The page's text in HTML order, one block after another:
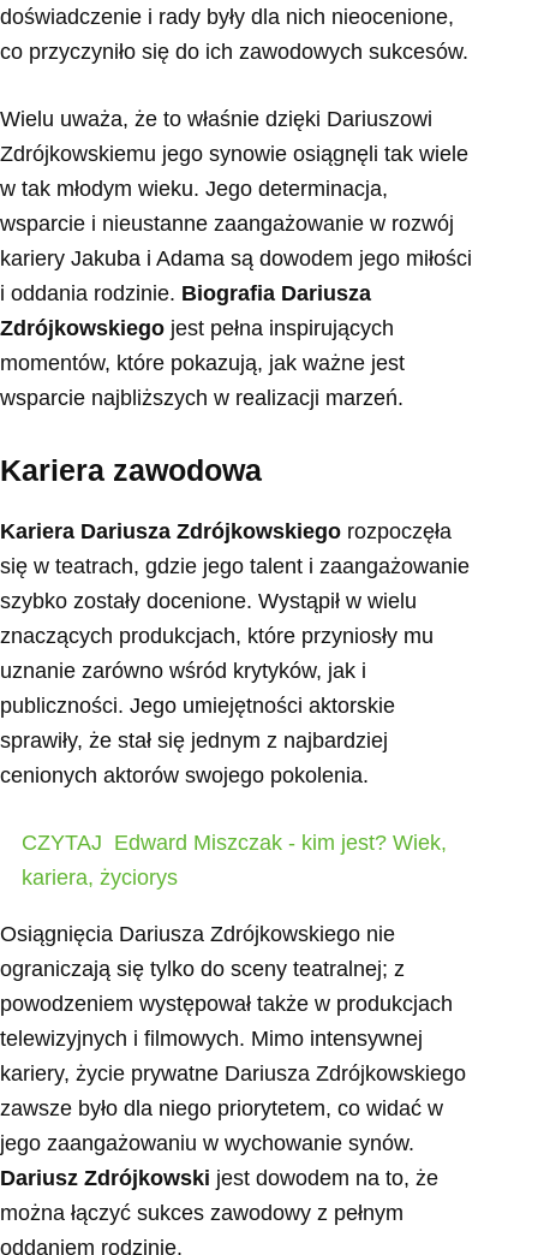
doświadczenie i rady były dla nich nieocenione,
co przyczyniło się do ich zawodowych sukcesów.
Wielu uważa, że to właśnie dzięki Dariuszowi
Zdrójkowskiemu jego synowie osiągnęli tak wiele
w tak młodym wieku. Jego determinacja,
wsparcie i nieustanne zaangażowanie w rozwój
kariery Jakuba i Adama są dowodem jego miłości
i oddania rodzinie. Biografia Dariusza
Zdrójkowskiego jest pełna inspirujących
momentów, które pokazują, jak ważne jest
wsparcie najbliższych w realizacji marzeń.
Kariera zawodowa
Kariera Dariusza Zdrójkowskiego rozpoczęła
się w teatrach, gdzie jego talent i zaangażowanie
szybko zostały docenione. Wystąpił w wielu
znaczących produkcjach, które przyniosły mu
uznanie zarówno wśród krytyków, jak i
publiczności. Jego umiejętności aktorskie
sprawiły, że stał się jednym z najbardziej
cenionych aktorów swojego pokolenia.
CZYTAJ Edward Miszczak - kim jest? Wiek,
kariera, życiorys
Osiągnięcia Dariusza Zdrójkowskiego nie
ograniczają się tylko do sceny teatralnej; z
powodzeniem występował także w produkcjach
telewizyjnych i filmowych. Mimo intensywnej
kariery, życie prywatne Dariusza Zdrójkowskiego
zawsze było dla niego priorytetem, co widać w
jego zaangażowaniu w wychowanie synów.
Dariusz Zdrójkowski jest dowodem na to, że
można łączyć sukces zawodowy z pełnym
oddaniem rodzinie.